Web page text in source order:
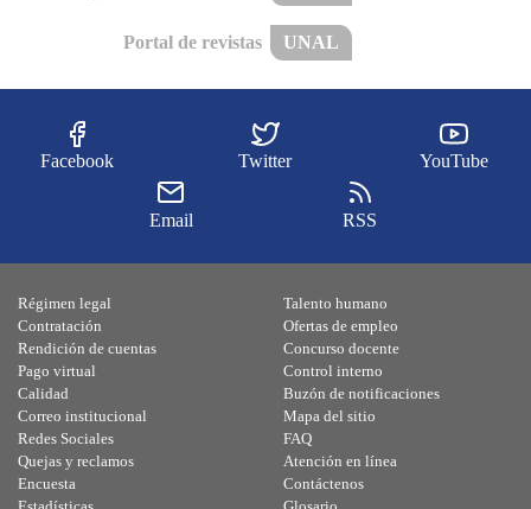
Portal de revistas UNAL
Facebook Twitter YouTube
Email RSS
Régimen legal
Contratación
Rendición de cuentas
Pago virtual
Calidad
Talento humano
Ofertas de empleo
Concurso docente
Control interno
Buzón de notificaciones
Correo institucional
Redes Sociales
Quejas y reclamos
Encuesta
Mapa del sitio
FAQ
Atención en línea
Contáctenos